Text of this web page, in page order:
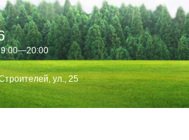
9:00—20:00
ул., 25